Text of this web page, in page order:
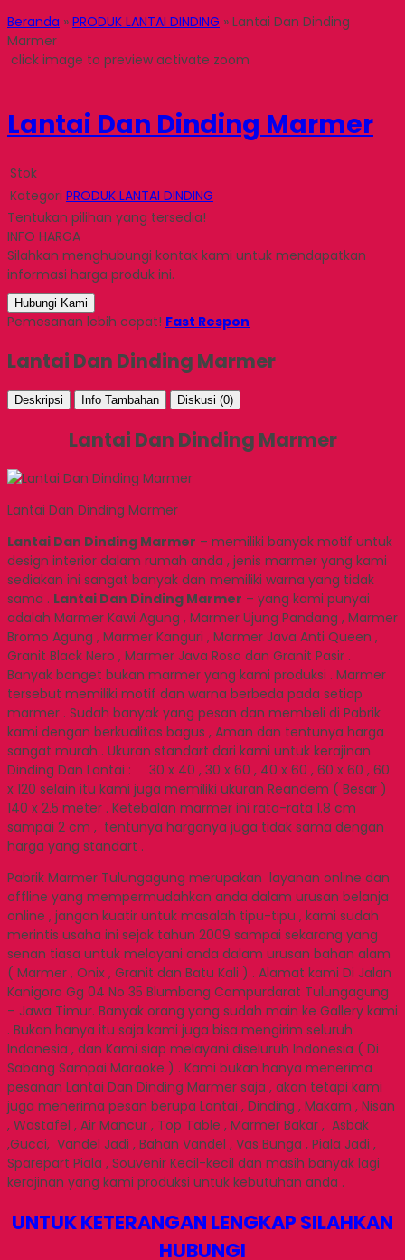
Beranda » PRODUK LANTAI DINDING » Lantai Dan Dinding
Marmer
click image to preview activate zoom
Lantai Dan Dinding Marmer
Stok
Kategori PRODUK LANTAI DINDING
Tentukan pilihan yang tersedia!
INFO HARGA
Silahkan menghubungi kontak kami untuk mendapatkan
informasi harga produk ini.
Hubungi Kami
Pemesanan lebih cepat! Fast Respon
Lantai Dan Dinding Marmer
Deskripsi Info Tambahan Diskusi (0)
Lantai Dan Dinding Marmer
Lantai Dan Dinding Marmer
Lantai Dan Dinding Marmer – memiliki banyak motif untuk
design interior dalam rumah anda , jenis marmer yang kami
sediakan ini sangat banyak dan memiliki warna yang tidak
sama . Lantai Dan Dinding Marmer – yang kami punyai
adalah Marmer Kawi Agung , Marmer Ujung Pandang , Marmer
Bromo Agung , Marmer Kanguri , Marmer Java Anti Queen ,
Granit Black Nero , Marmer Java Roso dan Granit Pasir .
Banyak banget bukan marmer yang kami produksi . Marmer
tersebut memiliki motif dan warna berbeda pada setiap
marmer . Sudah banyak yang pesan dan membeli di Pabrik
kami dengan berkualitas bagus , Aman dan tentunya harga
sangat murah . Ukuran standart dari kami untuk kerajinan
Dinding Dan Lantai : 30 x 40 , 30 x 60 , 40 x 60 , 60 x 60 , 60
x 120 selain itu kami juga memiliki ukuran Reandem ( Besar )
140 x 2.5 meter . Ketebalan marmer ini rata-rata 1.8 cm
sampai 2 cm , tentunya harganya juga tidak sama dengan
harga yang standart .
Pabrik Marmer Tulungagung merupakan layanan online dan
offline yang mempermudahkan anda dalam urusan belanja
online , jangan kuatir untuk masalah tipu-tipu , kami sudah
merintis usaha ini sejak tahun 2009 sampai sekarang yang
senan tiasa untuk melayani anda dalam urusan bahan alam
( Marmer , Onix , Granit dan Batu Kali ) . Alamat kami Di Jalan
Kanigoro Gg 04 No 35 Blumbang Campurdarat Tulungagung
– Jawa Timur. Banyak orang yang sudah main ke Gallery kami
. Bukan hanya itu saja kami juga bisa mengirim seluruh
Indonesia , dan Kami siap melayani diseluruh Indonesia ( Di
Sabang Sampai Maraoke ) . Kami bukan hanya menerima
pesanan Lantai Dan Dinding Marmer saja , akan tetapi kami
juga menerima pesan berupa Lantai , Dinding , Makam , Nisan
, Wastafel , Air Mancur , Top Table , Marmer Bakar , Asbak
,Gucci, Vandel Jadi , Bahan Vandel , Vas Bunga , Piala Jadi ,
Sparepart Piala , Souvenir Kecil-kecil dan masih banyak lagi
kerajinan yang kami produksi untuk kebutuhan anda .
UNTUK KETERANGAN LENGKAP SILAHKAN
HUBUNGI